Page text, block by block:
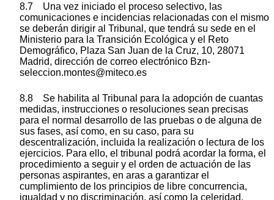
8.7 Una vez iniciado el proceso selectivo, las
comunicaciones e incidencias relacionadas con el mismo
se deberán dirigir al Tribunal, que tendrá su sede en el
Ministerio para la Transición Ecológica y el Reto
Demográfico, Plaza San Juan de la Cruz, 10, 28071
Madrid, dirección de correo electrónico Bzn-
seleccion.montes@miteco.es
8.8 Se habilita al Tribunal para la adopción de cuantas
medidas, instrucciones o resoluciones sean precisas
para el normal desarrollo de las pruebas o de alguna de
sus fases, así como, en su caso, para su
descentralización, incluida la realización o lectura de los
ejercicios. Para ello, el tribunal podrá acordar la forma, el
procedimiento a seguir y el orden de actuación de las
personas aspirantes, en aras a garantizar el
cumplimiento de los principios de libre concurrencia,
igualdad y no discriminación, así como la celeridad,